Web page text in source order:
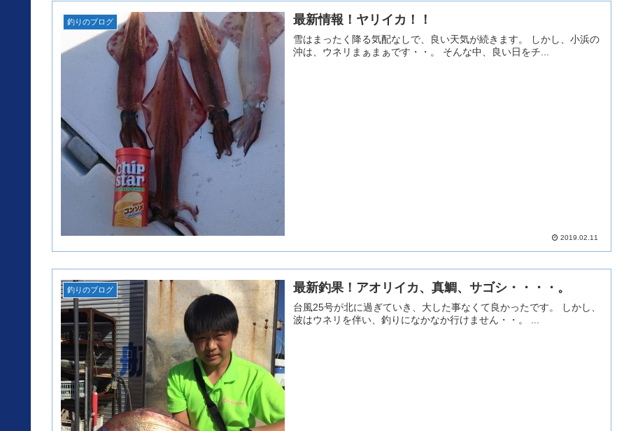
釣りのブログ 最新情報！ヤリイカ！！
雪はまったく降る気配なしで、良い天気が続きます。 しかし、小浜の
沖は、ウネリまぁまぁです・・。 そんな中、良い日をチ...
2019.02.11
釣りのブログ 最新釣果！アオリイカ、真鯛、サゴシ・・・・。
台風25号が北に過ぎていき、大した事なくて良かったです。 しかし、